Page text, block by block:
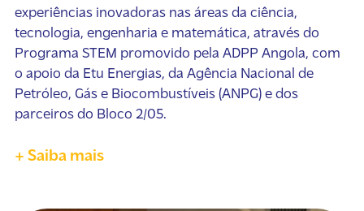
experiências inovadoras nas áreas da ciência,
tecnologia, engenharia e matemática, através do
Programa STEM promovido pela ADPP Angola, com
o apoio da Etu Energias, da Agência Nacional de
Petróleo, Gás e Biocombustíveis (ANPG) e dos
parceiros do Bloco 2/05.
+ Saiba mais